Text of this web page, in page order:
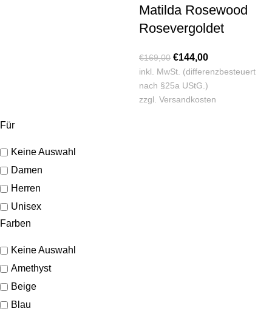
Für
Keine Auswahl
Damen
Herren
Unisex
Farben
Keine Auswahl
Amethyst
Beige
Blau
Matilda Rosewood
Rosevergoldet
€169,00 €144,00
inkl. MwSt. (differenzbesteuert
nach §25a UStG.)
zzgl. Versandkosten